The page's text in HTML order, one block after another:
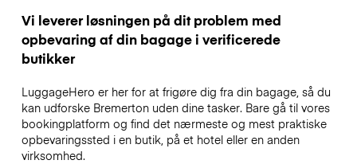
Vi leverer løsningen på dit problem med
opbevaring af din bagage i verificerede
butikker
LuggageHero er her for at frigøre dig fra din bagage, så du
kan udforske Bremerton uden dine tasker. Bare gå til vores
bookingplatform og find det nærmeste og mest praktiske
opbevaringssted i en butik, på et hotel eller en anden
virksomhed.